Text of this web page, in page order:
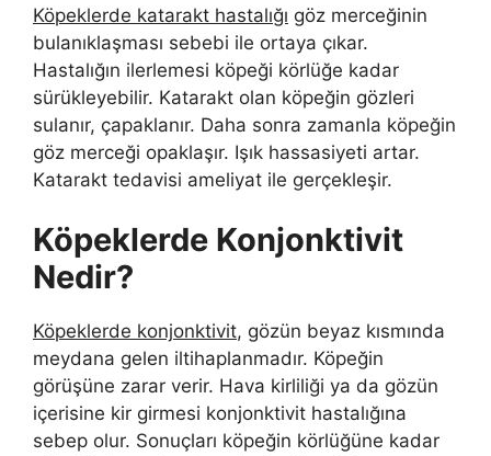
Köpeklerde katarakt hastalığı göz merceğinin
bulanıklaşması sebebi ile ortaya çıkar.
Hastalığın ilerlemesi köpeği körlüğe kadar
sürükleyebilir. Katarakt olan köpeğin gözleri
sulanır, çapaklanır. Daha sonra zamanla köpeğin
göz merceği opaklaşır. Işık hassasiyeti artar.
Katarakt tedavisi ameliyat ile gerçekleşir.
Köpeklerde Konjonktivit
Nedir?
Köpeklerde konjonktivit, gözün beyaz kısmında
meydana gelen iltihaplanmadır. Köpeğin
görüşüne zarar verir. Hava kirliliği ya da gözün
içerisine kir girmesi konjonktivit hastalığına
sebep olur. Sonuçları köpeğin körlüğüne kadar